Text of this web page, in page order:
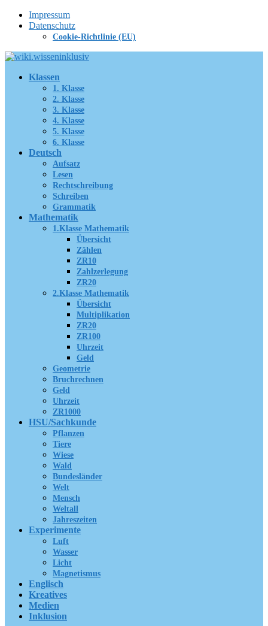
Zum
Inhalt
Impressum
Datenschutz
Cookie-Richtlinie (EU)
Klassen
1. Klasse
2. Klasse
3. Klasse
4. Klasse
5. Klasse
6. Klasse
Deutsch
Aufsatz
Lesen
Rechtschreibung
Schreiben
Grammatik
Mathematik
1.Klasse Mathematik
Übersicht
Zählen
ZR10
Zahlzerlegung
ZR20
2.Klasse Mathematik
Übersicht
Multiplikation
ZR20
ZR100
Uhrzeit
Geld
Geometrie
Bruchrechnen
Geld
Uhrzeit
ZR1000
HSU/Sachkunde
Pflanzen
Tiere
Wiese
Wald
Bundesländer
Welt
Mensch
Weltall
Jahreszeiten
Experimente
Luft
Wasser
Licht
Magnetismus
Englisch
Kreatives
Medien
Inklusion